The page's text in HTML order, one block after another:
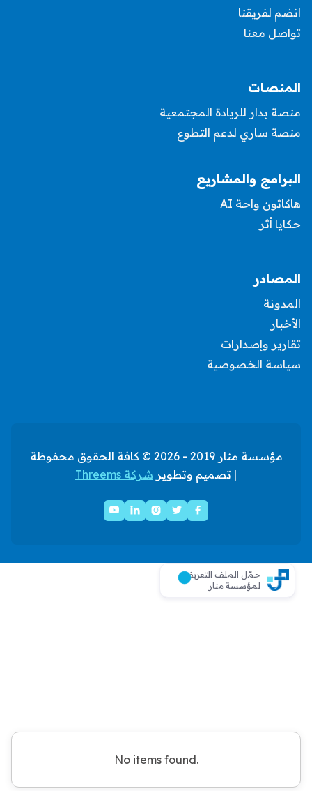
انضم لفريقنا
تواصل معنا
المنصات
منصة بدار للريادة المجتمعية
منصة ساري لدعم التطوع
البرامج والمشاريع
هاكاثون واحة AI
حكايا أثر
المصادر
المدونة
الأخبار
تقارير وإصدارات
سياسة الخصوصية
مؤسسة منار 2019 - 2026 © كافة الحقوق محفوظة
| تصميم وتطوير شركة Threems





حمّل الملف التعريفي
لمؤسسة منار
No items found.